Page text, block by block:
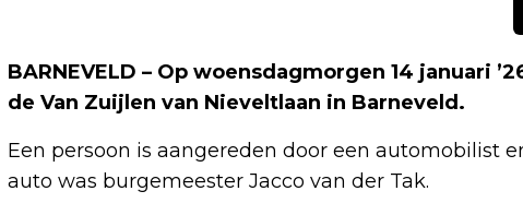
BARNEVELD – Op woensdagmorgen 14 januari
de Van Zuijlen van Nieveltlaan in Barneveld.
Een persoon is aangereden door een automobilist
auto was burgemeester Jacco van der Tak.